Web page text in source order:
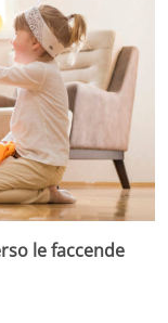
le faccende